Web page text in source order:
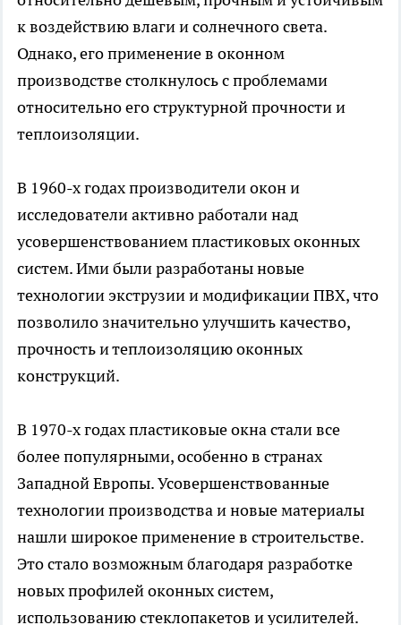
к воздействию влаги и солнечного света.
Однако, его применение в оконном
производстве столкнулось с проблемами
относительно его структурной прочности и
теплоизоляции.
В 1960-х годах производители окон и
исследователи активно работали над
усовершенствованием пластиковых оконных
систем. Ими были разработаны новые
технологии экструзии и модификации ПВХ, что
позволило значительно улучшить качество,
прочность и теплоизоляцию оконных
конструкций.
В 1970-х годах пластиковые окна стали все
более популярными, особенно в странах
Западной Европы. Усовершенствованные
технологии производства и новые материалы
нашли широкое применение в строительстве.
Это стало возможным благодаря разработке
новых профилей оконных систем,
использованию стеклопакетов и усилителей.